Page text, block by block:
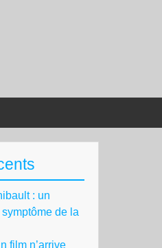
: un
de la
film n’arrive